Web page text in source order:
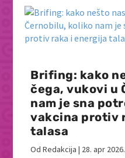
Brifing: kako
čega, vukovi u
nam je sna
vakcina protiv
talasa
OdRedakcija | 28. apr 2026.